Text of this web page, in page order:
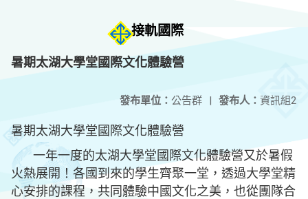
接軌國際
暑期太湖大學堂國際文化體驗營
發布人： 資訊組2
發布單位： 公告群 |
暑期太湖大學堂國際文化體驗營
一年一度的太湖大學堂國際文化體驗營又於暑假
火熱展開！各國到來的學生齊聚一堂，透過大學堂精
心安排的課程，共同體驗中國文化之美，也從團隊合